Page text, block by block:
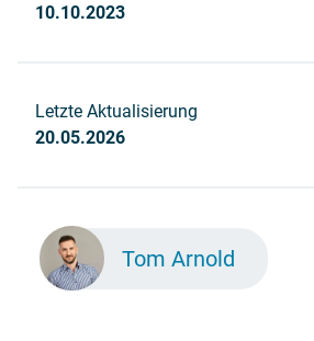
10.10.2023
Letzte Aktualisierung
20.05.2026
Tom Arnold